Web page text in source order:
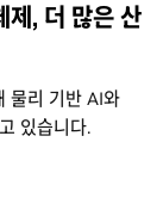
, 더 많은 산
물리 기반 AI와
있습니다.